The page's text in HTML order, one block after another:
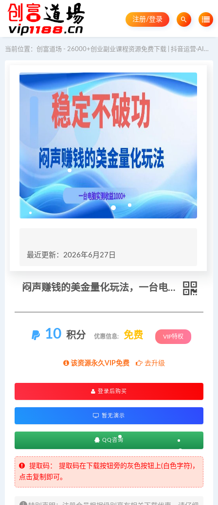
注册/登录
当前位置： 创富道场 - 26000+创业副业课程资源免费下载 | 抖音运营·AI教程·GEO优化
最近更新：2026年6月27日
闷声赚钱的美金量化玩法，一台电脑实测收益1000+稳定不破功！
10 积分 优惠信息: 免费 VIP特权
该资源永久VIP免费 去升级
登录后购买
暂无演示
QQ咨询
提取码：
提取码在下载按钮旁的灰色按钮上(白色字符)，
点击复制即可。